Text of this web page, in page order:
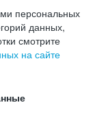
персональных
данных,
смотрите
на сайте